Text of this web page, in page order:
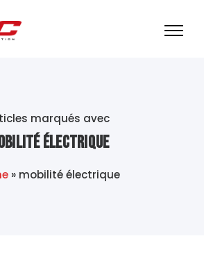
marqués avec
électrique
» mobilité électrique